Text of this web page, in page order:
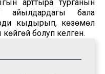
арттыра турганын
айылдардагы бала
кыдырып, көзөмөл
көйгөй болуп келген.